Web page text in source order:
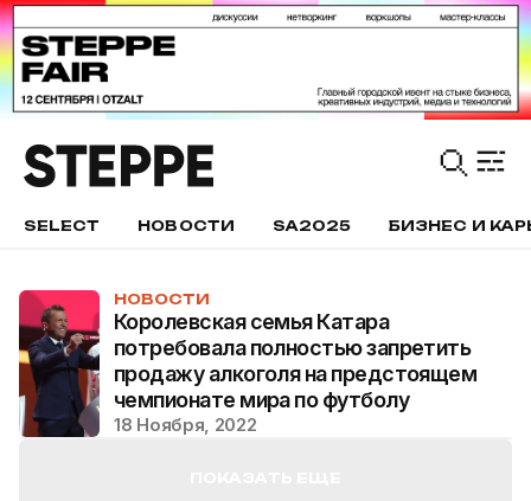
SELECT НОВОСТИ SA2025 БИЗНЕС И
НОВОСТИ
Королевская семья Катара
потребовала полностью запретить
продажу алкоголя на предстоящем
чемпионате мира по футболу
18 Ноября, 2022